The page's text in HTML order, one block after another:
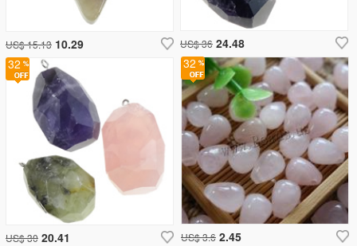
US$ 15.13 10.29
32
US$ 30 20.41
US$ 36 24.48
32
US$ 3.6 2.45